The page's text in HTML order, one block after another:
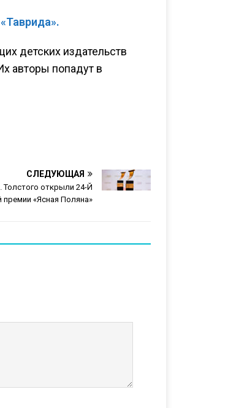
детских издательств
авторы попадут в
СЛЕДУЮЩАЯ
Толстого открыли 24-Й
премии «Ясная Поляна»